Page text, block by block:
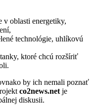
v oblasti energetiky,
technológie, uhlíkovú
ktoré chcú rozšíriť
by ich nemali poznať
co2news.net je
diskusii.